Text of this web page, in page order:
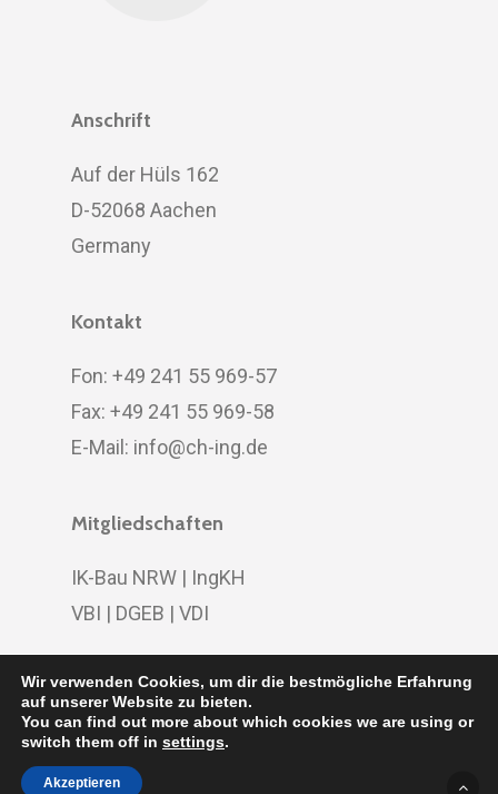
Anschrift
Auf der Hüls 162
D-52068 Aachen
Germany
Kontakt
Fon: +49 241 55 969-57
Fax: +49 241 55 969-58
E-Mail: info@ch-ing.de
Mitgliedschaften
IK-Bau NRW | IngKH
VBI | DGEB | VDI
© 2020 CH Ingenieure | designed byDOMENICEAU |
Wir verwenden Cookies, um dir die bestmögliche Erfahrung
auf unserer Website zu bieten.
You can find out more about which cookies we are using or
switch them off in settings.
Akzeptieren